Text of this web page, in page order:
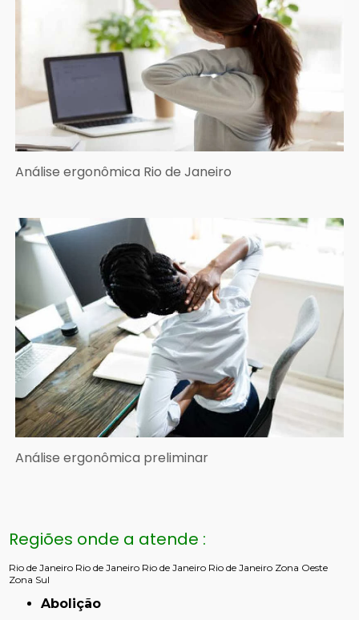
Análise ergonômica Rio de Janeiro
Análise ergonômica preliminar
Regiões onde a atende :
Rio de Janeiro Rio de Janeiro Rio de Janeiro Rio de Janeiro Zona Oeste
Zona Sul
Abolição